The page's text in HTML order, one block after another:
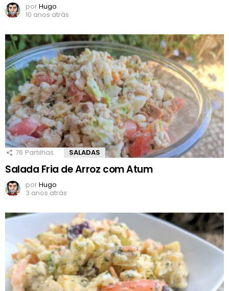
porHugo
10 anos atrás
76 Partilhas SALADAS
Salada Fria de Arroz com Atum
porHugo
3 anos atrás